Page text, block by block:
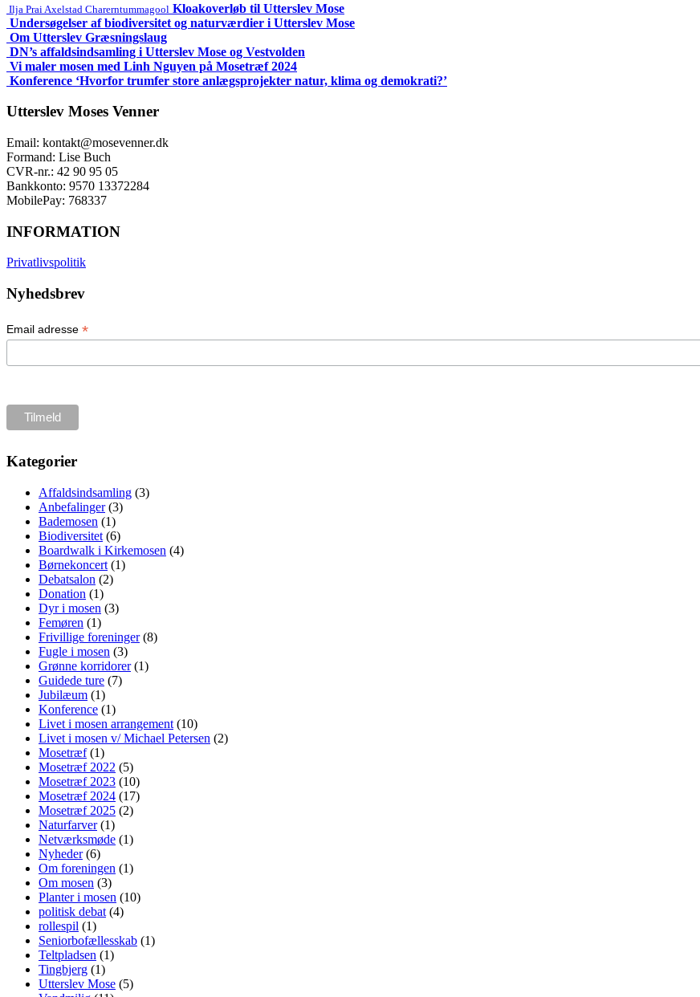
Ilja Prai Axelstad Charerntummagool Kloakoverløb til Utterslev Mose
Undersøgelser af biodiversitet og naturværdier i Utterslev Mose
Om Utterslev Græsningslaug
DN’s affaldsindsamling i Utterslev Mose og Vestvolden
Vi maler mosen med Linh Nguyen på Mosetræf 2024
Konference ‘Hvorfor trumfer store anlægsprojekter natur, klima og demokrati?’
Utterslev Moses Venner
Email: kontakt@mosevenner.dk
Formand: Lise Buch
CVR-nr.: 42 90 95 05
Bankkonto: 9570 13372284
MobilePay: 768337
INFORMATION
Privatlivspolitik
Nyhedsbrev
Email adresse *
Kategorier
Affaldsindsamling (3)
Anbefalinger(3)
Bademosen (1)
Biodiversitet (6)
Boardwalk i Kirkemosen (4)
Børnekoncert (1)
Debatsalon (2)
Donation (1)
Dyr i mosen (3)
Femøren (1)
Frivillige foreninger(8)
Fugle i mosen (3)
Grønne korridorer(1)
Guidede ture (7)
Jubilæum (1)
Konference (1)
Livet i mosen arrangement (10)
Livet i mosen v/ Michael Petersen (2)
Mosetræf(1)
Mosetræf 2022 (5)
Mosetræf 2023 (10)
Mosetræf 2024 (17)
Mosetræf 2025 (2)
Naturfarver(1)
Netværksmøde (1)
Nyheder(6)
Om foreningen (1)
Om mosen (3)
Planter i mosen (10)
politisk debat (4)
rollespil (1)
Seniorbofællesskab (1)
Teltpladsen (1)
Tingbjerg (1)
Utterslev Mose (5)